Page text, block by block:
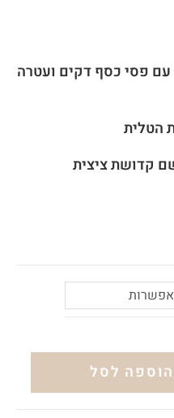
עם פסי כסף דקים ועטרה
הטלית
קדושת ציצית
הוספה לסל